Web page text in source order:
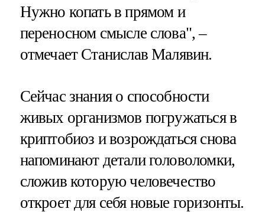
Нужно копать в прямом и
переносном смысле слова", –
отмечает Станислав Малявин.
Сейчас знания о способности
живых организмов погружаться в
криптобиоз и возрождаться снова
напоминают детали головоломки,
сложив которую человечество
откроет для себя новые горизонты.